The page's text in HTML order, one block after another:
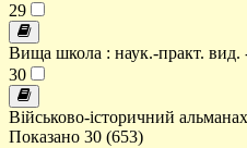
29
Вища школа : наук.-практ. вид.
30
Військово-історичний
Показано 30 (653)